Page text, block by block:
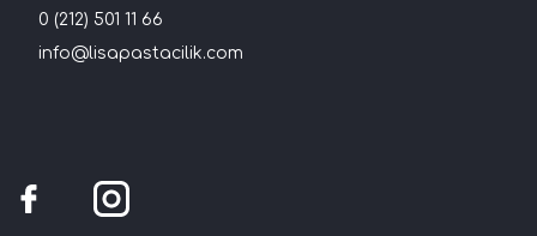
0 (212) 501 11 66
info@lisapastacilik.com